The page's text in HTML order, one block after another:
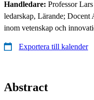
Handledare: Professor
ledarskap, Lärande;
inom vetenskap och
Exportera till kalender
Abstract